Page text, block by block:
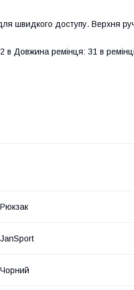
швидкого доступу. Верхня
Довжина ремінця: 31 в
Рюкзак
JanSport
Чорний